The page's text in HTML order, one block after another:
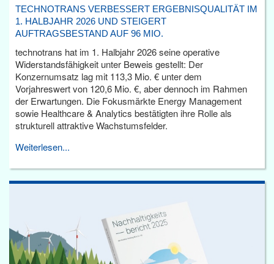
TECHNOTRANS VERBESSERT ERGEBNISQUALITÄT IM
1. HALBJAHR 2026 UND STEIGERT
AUFTRAGSBESTAND AUF 96 MIO.
technotrans hat im 1. Halbjahr 2026 seine operative
Widerstandsfähigkeit unter Beweis gestellt: Der
Konzernumsatz lag mit 113,3 Mio. € unter dem
Vorjahreswert von 120,6 Mio. €, aber dennoch im Rahmen
der Erwartungen. Die Fokusmärkte Energy Management
sowie Healthcare & Analytics bestätigten ihre Rolle als
strukturell attraktive Wachstumsfelder.
Weiterlesen...